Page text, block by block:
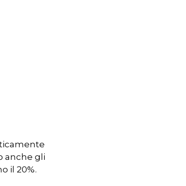
anche gli
il 20%.